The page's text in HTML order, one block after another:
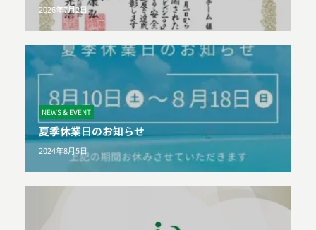
2026年7月2日
NEWS & EVENT
夏季休業日のお知らせ
2024年8月5日